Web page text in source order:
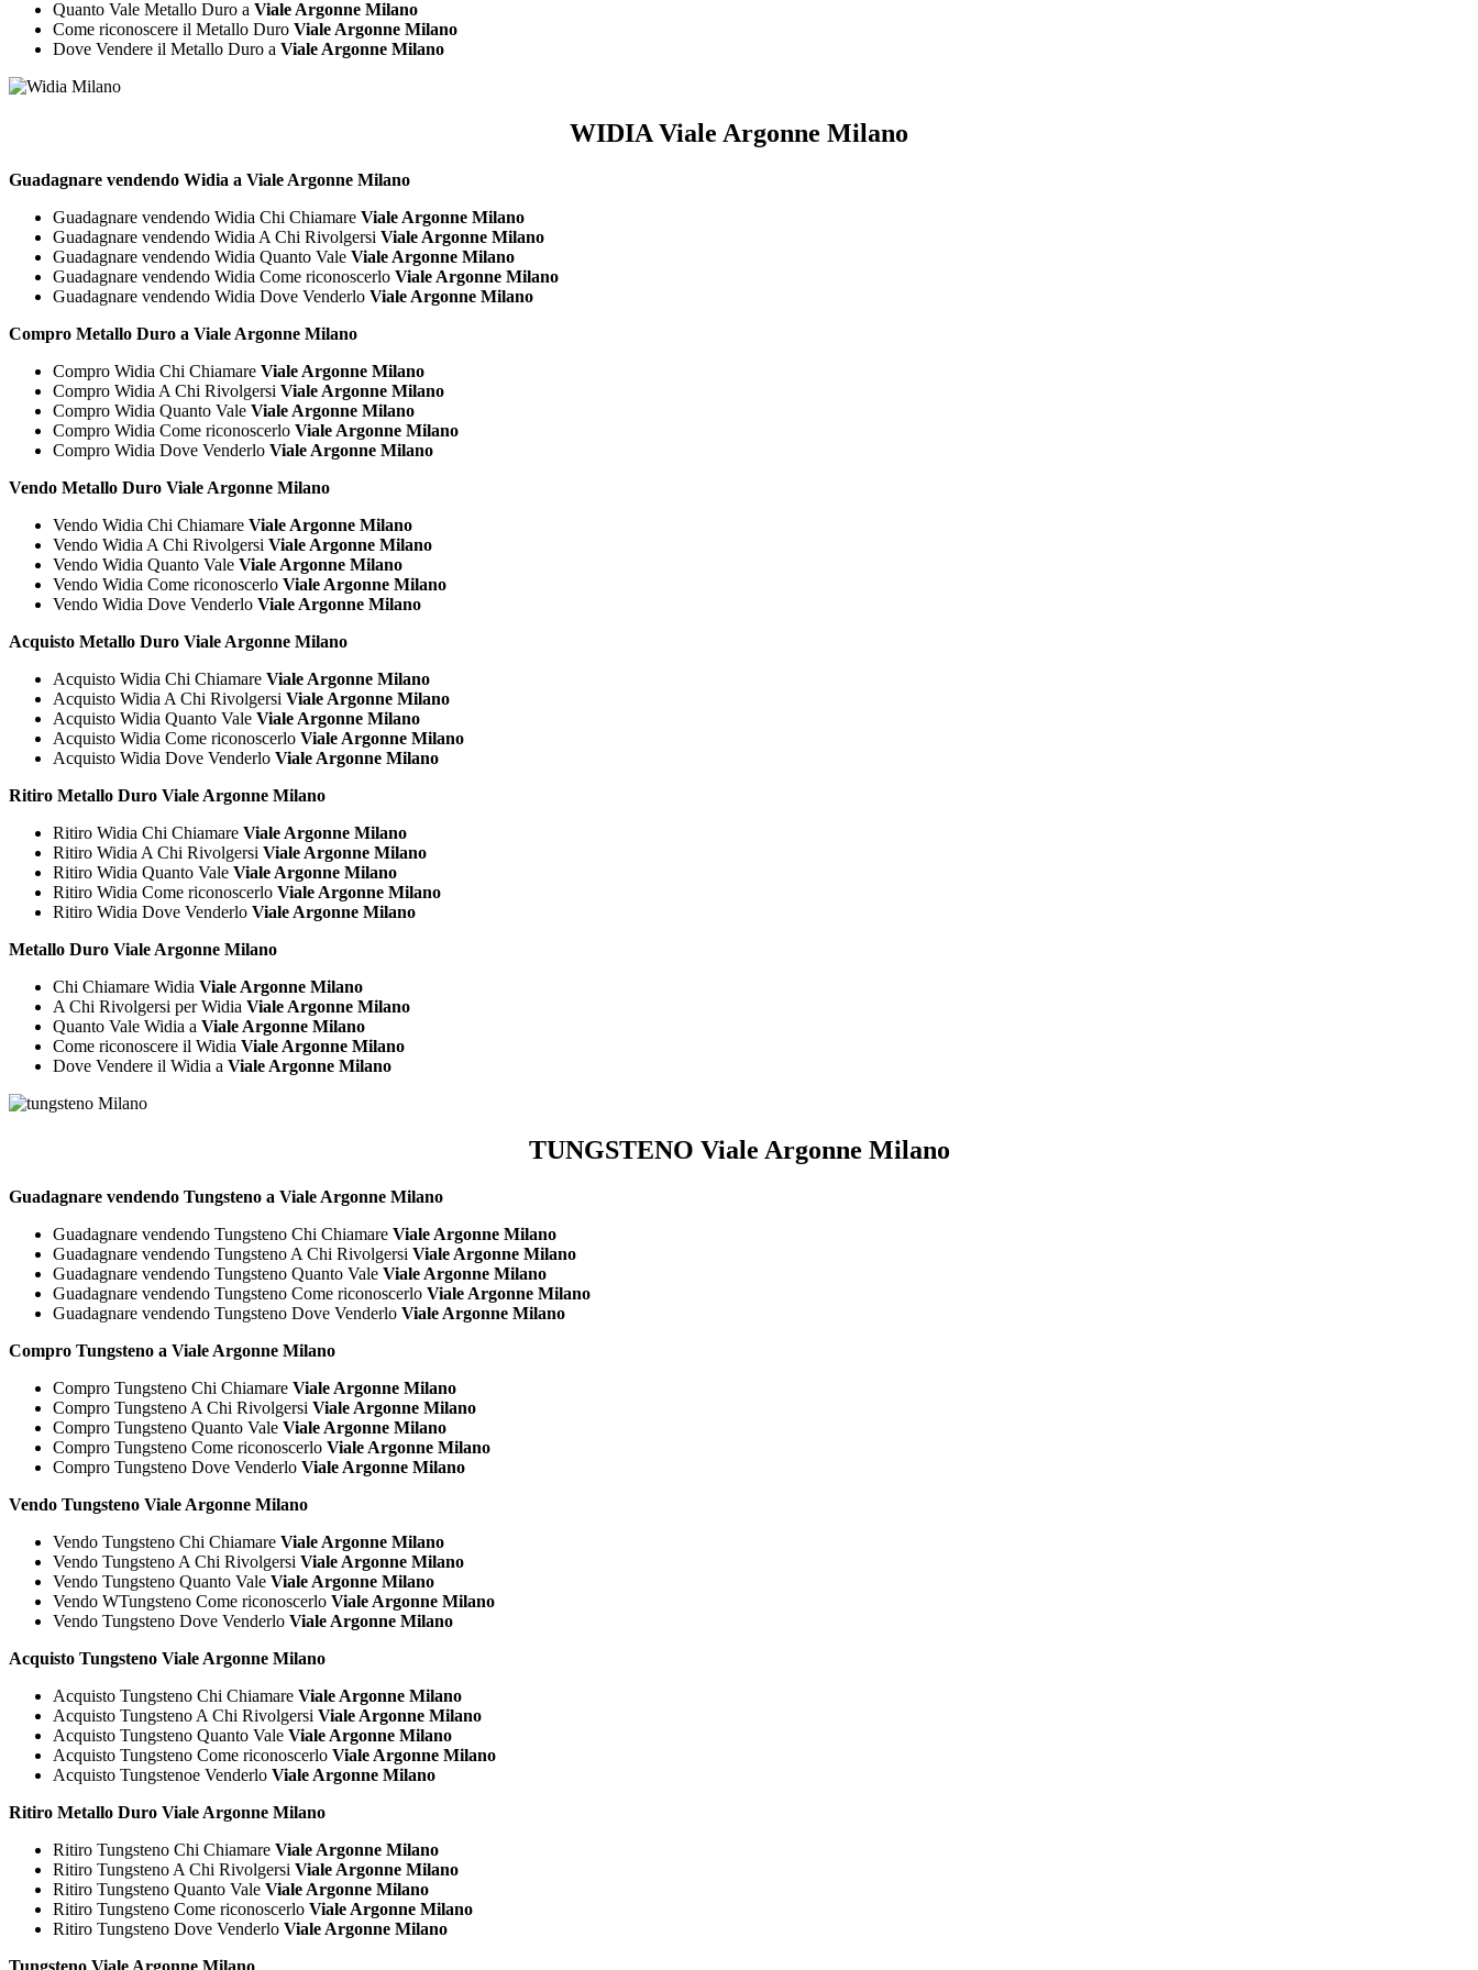
Quanto Vale Metallo Duro a Viale Argonne Milano
Come riconoscere il Metallo Duro Viale Argonne Milano
Dove Vendere il Metallo Duro a Viale Argonne Milano
WIDIA Viale Argonne Milano
Guadagnare vendendo Widia a Viale Argonne Milano
Guadagnare vendendo Widia Chi Chiamare Viale Argonne Milano
Guadagnare vendendo Widia A Chi Rivolgersi Viale Argonne Milano
Guadagnare vendendo Widia Quanto Vale Viale Argonne Milano
Guadagnare vendendo Widia Come riconoscerlo Viale Argonne Milano
Guadagnare vendendo Widia Dove Venderlo Viale Argonne Milano
Compro Metallo Duro a Viale Argonne Milano
Compro Widia Chi Chiamare Viale Argonne Milano
Compro Widia A Chi Rivolgersi Viale Argonne Milano
Compro Widia Quanto Vale Viale Argonne Milano
Compro Widia Come riconoscerlo Viale Argonne Milano
Compro Widia Dove Venderlo Viale Argonne Milano
Vendo Metallo Duro Viale Argonne Milano
Vendo Widia Chi Chiamare Viale Argonne Milano
Vendo Widia A Chi Rivolgersi Viale Argonne Milano
Vendo Widia Quanto Vale Viale Argonne Milano
Vendo Widia Come riconoscerlo Viale Argonne Milano
Vendo Widia Dove Venderlo Viale Argonne Milano
Acquisto Metallo Duro Viale Argonne Milano
Acquisto Widia Chi Chiamare Viale Argonne Milano
Acquisto Widia A Chi Rivolgersi Viale Argonne Milano
Acquisto Widia Quanto Vale Viale Argonne Milano
Acquisto Widia Come riconoscerlo Viale Argonne Milano
Acquisto Widia Dove Venderlo Viale Argonne Milano
Ritiro Metallo Duro Viale Argonne Milano
Ritiro Widia Chi Chiamare Viale Argonne Milano
Ritiro Widia A Chi Rivolgersi Viale Argonne Milano
Ritiro Widia Quanto Vale Viale Argonne Milano
Ritiro Widia Come riconoscerlo Viale Argonne Milano
Ritiro Widia Dove Venderlo Viale Argonne Milano
Metallo Duro Viale Argonne Milano
Chi Chiamare Widia Viale Argonne Milano
A Chi Rivolgersi per Widia Viale Argonne Milano
Quanto Vale Widia a Viale Argonne Milano
Come riconoscere il Widia Viale Argonne Milano
Dove Vendere il Widia a Viale Argonne Milano
TUNGSTENO Viale Argonne Milano
Guadagnare vendendo Tungsteno a Viale Argonne Milano
Guadagnare vendendo Tungsteno Chi Chiamare Viale Argonne Milano
Guadagnare vendendo Tungsteno A Chi Rivolgersi Viale Argonne Milano
Guadagnare vendendo Tungsteno Quanto Vale Viale Argonne Milano
Guadagnare vendendo Tungsteno Come riconoscerlo Viale Argonne Milano
Guadagnare vendendo Tungsteno Dove Venderlo Viale Argonne Milano
Compro Tungsteno a Viale Argonne Milano
Compro Tungsteno Chi Chiamare Viale Argonne Milano
Compro Tungsteno A Chi Rivolgersi Viale Argonne Milano
Compro Tungsteno Quanto Vale Viale Argonne Milano
Compro Tungsteno Come riconoscerlo Viale Argonne Milano
Compro Tungsteno Dove Venderlo Viale Argonne Milano
Vendo Tungsteno Viale Argonne Milano
Vendo Tungsteno Chi Chiamare Viale Argonne Milano
Vendo Tungsteno A Chi Rivolgersi Viale Argonne Milano
Vendo Tungsteno Quanto Vale Viale Argonne Milano
Vendo WTungsteno Come riconoscerlo Viale Argonne Milano
Vendo Tungsteno Dove Venderlo Viale Argonne Milano
Acquisto Tungsteno Viale Argonne Milano
Acquisto Tungsteno Chi Chiamare Viale Argonne Milano
Acquisto Tungsteno A Chi Rivolgersi Viale Argonne Milano
Acquisto Tungsteno Quanto Vale Viale Argonne Milano
Acquisto Tungsteno Come riconoscerlo Viale Argonne Milano
Acquisto Tungstenoe Venderlo Viale Argonne Milano
Ritiro Metallo Duro Viale Argonne Milano
Ritiro Tungsteno Chi Chiamare Viale Argonne Milano
Ritiro Tungsteno A Chi Rivolgersi Viale Argonne Milano
Ritiro Tungsteno Quanto Vale Viale Argonne Milano
Ritiro Tungsteno Come riconoscerlo Viale Argonne Milano
Ritiro Tungsteno Dove Venderlo Viale Argonne Milano
Tungsteno Viale Argonne Milano